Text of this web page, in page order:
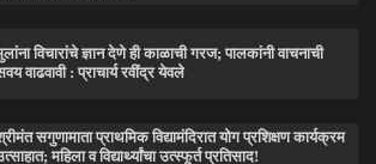
विचारांचे ज्ञान देणे ही काळाची गरज; पालकांनी वाचनाची
वाढवावी : प्राचार्य रवींद्र येवले
सगुणामाता प्राथमिक विद्यामंदिरात योग प्रशिक्षण कार्यक्रम
महिला व विद्यार्थ्यांचा उत्स्फूर्त प्रतिसाद!